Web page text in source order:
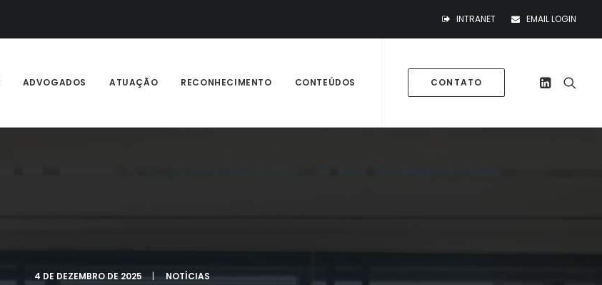
INTRANET EMAIL LOGIN
ADVOGADOS ATUAÇÃO RECONHECIMENTO CONTEÚDOS CONTATO
4 DE DEZEMBRO DE 2025 | NOTÍCIAS